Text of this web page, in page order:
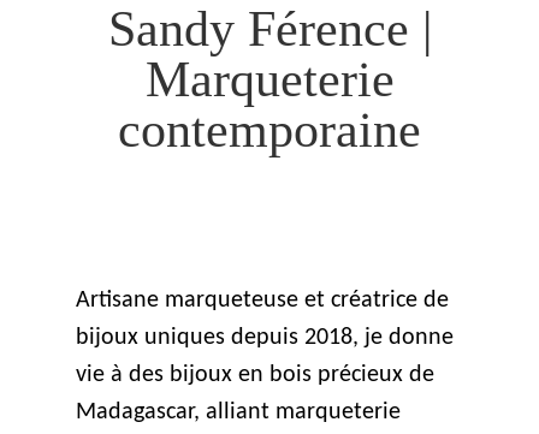
Sandy Férence |
Marqueterie
contemporaine
Artisane marqueteuse et créatrice de
bijoux uniques depuis 2018, je donne
vie à des bijoux en bois précieux de
Madagascar, alliant marqueterie